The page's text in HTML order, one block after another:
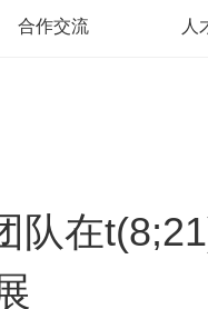
合作交流 人
队在